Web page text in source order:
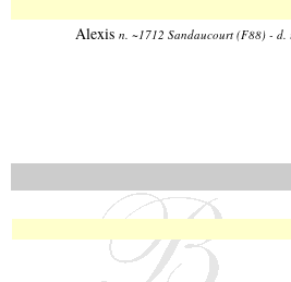
Alexis n. ~1712 Sandaucourt (F88) -